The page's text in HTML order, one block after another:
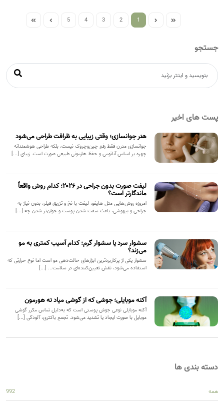
1
2
3
4
5
جستجو
پست های اخیر
هنر جوانسازی؛ وقتی زیبایی به ظرافت طراحی می‌شود
جوانسازی مدرن فقط رفع چین‌وچروک نیست، بلکه طراحی هوشمندانه
چهره بر اساس آناتومی و حفظ هارمونی طبیعی صورت است. زیبای [...]
لیفت صورت بدون جراحی در ۲۰۲۶؛ کدام روش واقعاً
ماندگارتر است؟
امروزه روش‌هایی مثل هایفو، لیفت با نخ و تزریق فیلر، بدون نیاز به
جراحی و بیهوشی، باعث سفت شدن پوست و جوان‌تر شدن چه [...]
سشوار سرد یا سشوار گرم: کدام آسیب کمتری به مو
می‌زند؟
سشوار یکی از پرکاربردترین ابزارهای حالت‌دهی مو است اما نوع حرارتی که
استفاده می‌شود، نقش تعیین‌کننده‌ای در سلامت... [...]
آکنه موبایلی؛ جوشی که از گوشی میاد نه هورمون
آکنه موبایلی نوعی جوش پوستی است که به‌دلیل تماس مکرر گوشی
موبایل با صورت ایجاد یا تشدید می‌شود. تجمع باکتری، آلودگی [...]
دسته بندی ها
همه 992